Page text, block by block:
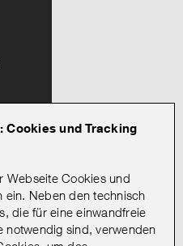
Cookies und Tracking
Webseite Cookies und
ein. Neben den technisch
die für eine einwandfreie
notwendig sind, verwenden